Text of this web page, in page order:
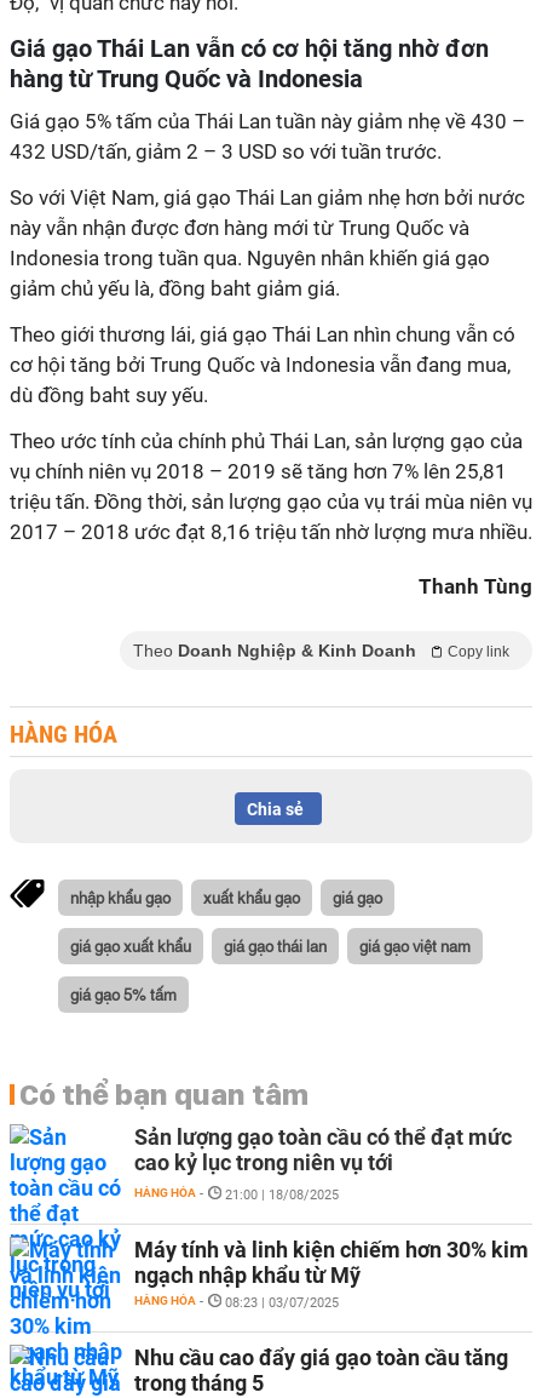
Giá gạo Thái Lan vẫn có cơ hội tăng nhờ đơn
hàng từ Trung Quốc và Indonesia
Giá gạo 5% tấm của Thái Lan tuần này giảm nhẹ về 430 –
432 USD/tấn, giảm 2 – 3 USD so với tuần trước.
So với Việt Nam, giá gạo Thái Lan giảm nhẹ hơn bởi nước
này vẫn nhận được đơn hàng mới từ Trung Quốc và
Indonesia trong tuần qua. Nguyên nhân khiến giá gạo
giảm chủ yếu là, đồng baht giảm giá.
Theo giới thương lái, giá gạo Thái Lan nhìn chung vẫn có
cơ hội tăng bởi Trung Quốc và Indonesia vẫn đang mua,
dù đồng baht suy yếu.
Theo ước tính của chính phủ Thái Lan, sản lượng gạo của
vụ chính niên vụ 2018 – 2019 sẽ tăng hơn 7% lên 25,81
triệu tấn. Đồng thời, sản lượng gạo của vụ trái mùa niên vụ
2017 – 2018 ước đạt 8,16 triệu tấn nhờ lượng mưa nhiều.
Thanh Tùng
Theo Doanh Nghiệp & Kinh Doanh Copy link
HÀNG HÓA
Chia sẻ
nhập khẩu gạo xuất khẩu gạo giá gạo
giá gạo xuất khẩu giá gạo thái lan giá gạo việt nam
giá gạo 5% tấm
Có thể bạn quan tâm
Sản lượng gạo toàn cầu có thể đạt mức
cao kỷ lục trong niên vụ tới
HÀNG HÓA - 21:00 | 18/08/2025
Máy tính và linh kiện chiếm hơn 30% kim
ngạch nhập khẩu từ Mỹ
HÀNG HÓA - 08:23 | 03/07/2025
Nhu cầu cao đẩy giá gạo toàn cầu tăng
trong tháng 5